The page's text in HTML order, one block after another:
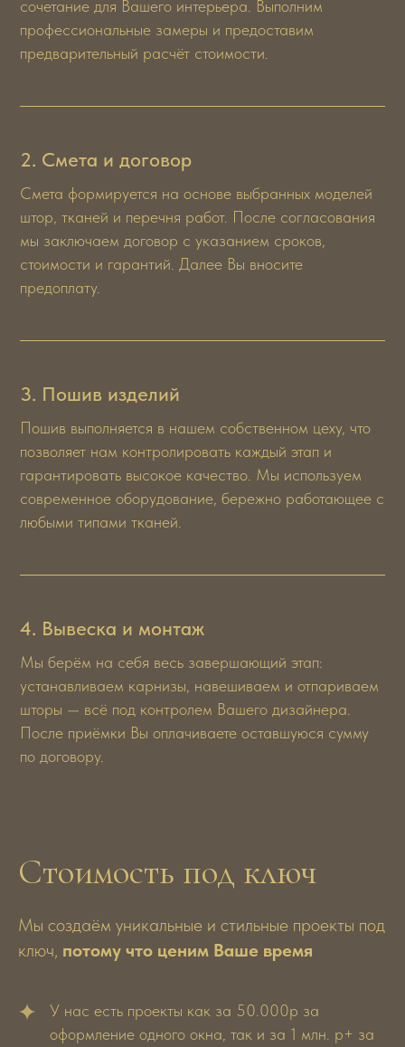
сочетание для Вашего интерьера. Выполним
профессиональные замеры и предоставим
предварительный расчёт стоимости.
2. Смета и договор
Смета формируется на основе выбранных моделей
штор, тканей и перечня работ. После согласования
мы заключаем договор с указанием сроков,
стоимости и гарантий. Далее Вы вносите
предоплату.
3. Пошив изделий
Пошив выполняется в нашем собственном цеху, что
позволяет нам контролировать каждый этап и
гарантировать высокое качество. Мы используем
современное оборудование, бережно работающее с
любыми типами тканей.
4. Вывеска и монтаж
Мы берём на себя весь завершающий этап:
устанавливаем карнизы, навешиваем и отпариваем
шторы — всё под контролем Вашего дизайнера.
После приёмки Вы оплачиваете оставшуюся сумму
по договору.
Стоимость под ключ
Мы создаём уникальные и стильные проекты под
ключ, потому что ценим Ваше время
У нас есть проекты как за 50.000р за
оформление одного окна, так и за 1 млн. р+ за
Команда ведущих
экспертов Royal Textura
250+ проектов